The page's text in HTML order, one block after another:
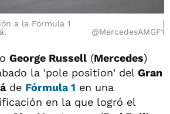
a la Fórmula 1
@MercedesAMGF1
George Russell (Mercedes)
la 'pole position' del Gran
de Fórmula 1 en una
en la que logró el